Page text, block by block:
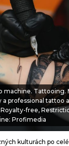
machine. Tattooing.
a professional tattoo
free,
Profimedia
kulturách po